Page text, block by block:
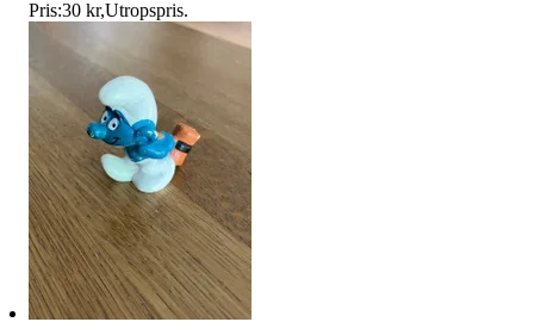
Pris:30 kr,Utropspris.